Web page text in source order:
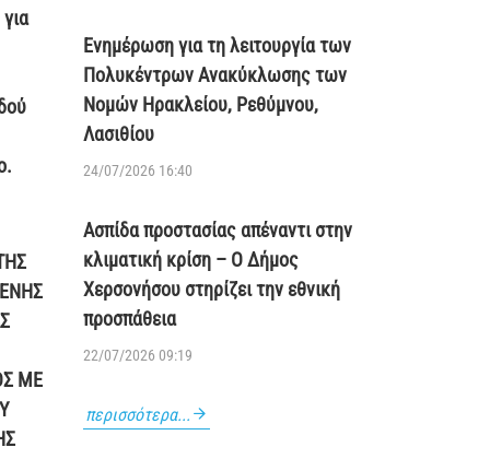
ΜΕ
Ενημέρωση για τη λειτουργία των
Πολυκέντρων Ανακύκλωσης των
Νομών Ηρακλείου, Ρεθύμνου,
Λασιθίου
24/07/2026 16:40
Ασπίδα προστασίας απέναντι στην
κλιματική κρίση – Ο Δήμος
Χερσονήσου στηρίζει την εθνική
προσπάθεια
22/07/2026 09:19
περισσότερα...